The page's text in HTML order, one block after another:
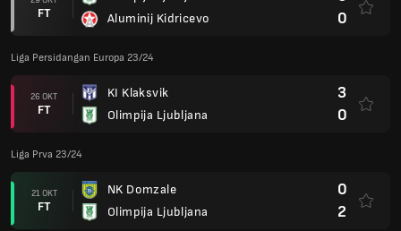
FT
Aluminij Kidricevo
0
Liga Persidangan Europa 23/24
26 OKT
FT
KI Klaksvik
Olimpija Ljubljana
3
0
Liga Prva 23/24
21 OKT
FT
NK Domzale
Olimpija Ljubljana
0
2